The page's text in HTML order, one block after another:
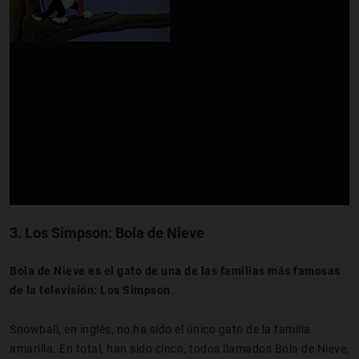
3. Los Simpson: Bola de Nieve
Bola de Nieve es el gato de una de las familias más famosas
de la televisión: Los Simpson
Snowball, en inglés, no ha sido el único gato de la familia
amarilla. En total, han sido cinco, todos llamados Bola de Nieve,